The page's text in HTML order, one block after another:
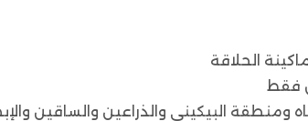
الحلاقة
البيكيني والذراعين والساقين